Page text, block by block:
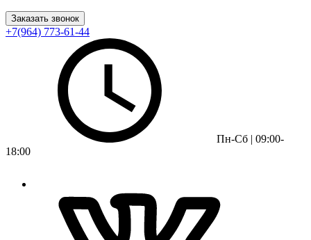
Заказать звонок
+7(964) 773-61-44
Пн-Сб | 09:00-
18:00